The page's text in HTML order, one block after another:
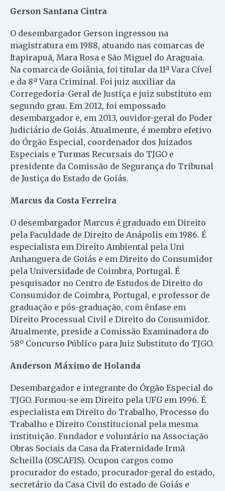
Gerson Santana Cintra
O desembargador Gerson ingressou na
magistratura em 1988, atuando nas comarcas de
Itapirapuã, Mara Rosa e São Miguel do Araguaia.
Na comarca de Goiânia, foi titular da 11ª Vara Cível
e da 8ª Vara Criminal. Foi juiz auxiliar da
Corregedoria-Geral de Justiça e juiz substituto em
segundo grau. Em 2012, foi empossado
desembargador e, em 2013, ouvidor-geral do Poder
Judiciário de Goiás. Atualmente, é membro efetivo
do Órgão Especial, coordenador dos Juizados
Especiais e Turmas Recursais do TJGO e
presidente da Comissão de Segurança do Tribunal
de Justiça do Estado de Goiás.
Marcus da Costa Ferreira
O desembargador Marcus é graduado em Direito
pela Faculdade de Direito de Anápolis em 1986. É
especialista em Direito Ambiental pela Uni
Anhanguera de Goiás e em Direito do Consumidor
pela Universidade de Coimbra, Portugal. É
pesquisador no Centro de Estudos de Direito do
Consumidor de Coimbra, Portugal, e professor de
graduação e pós-graduação, com ênfase em
Direito Processual Civil e Direito do Consumidor.
Atualmente, preside a Comissão Examinadora do
58º Concurso Público para Juiz Substituto do TJGO.
Anderson Máximo de Holanda
Desembargador e integrante do Órgão Especial do
TJGO. Formou-se em Direito pela UFG em 1996. É
especialista em Direito do Trabalho, Processo do
Trabalho e Direito Constitucional pela mesma
instituição. Fundador e voluntário na Associação
Obras Sociais da Casa da Fraternidade Irmã
Scheilla (OSCAFIS). Ocupou cargos como
procurador do estado, procurador-geral do estado,
secretário da Casa Civil do estado de Goiás e